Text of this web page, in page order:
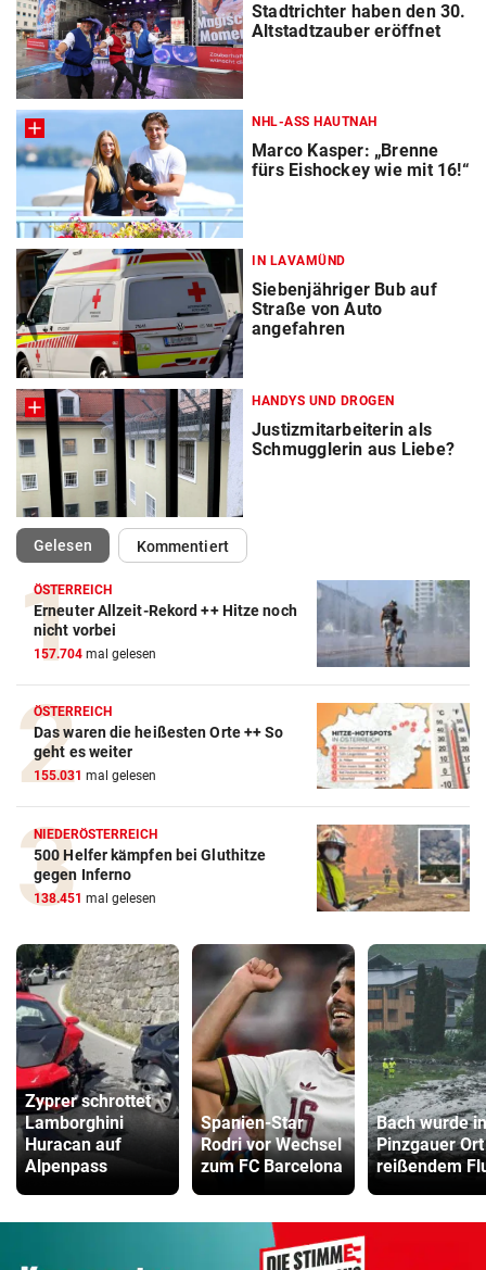
Stadtrichter haben den 30.
Altstadtzauber eröffnet
NHL-ASS HAUTNAH
Marco Kasper: „Brenne
fürs Eishockey wie mit 16!“
IN LAVAMÜND
Siebenjähriger Bub auf
Straße von Auto
angefahren
HANDYS UND DROGEN
Justizmitarbeiterin als
Schmugglerin aus Liebe?
Gelesen(ausgewählt)Kommentiert
ÖSTERREICH
Erneuter Allzeit-Rekord ++ Hitze noch
nicht vorbei
157.704 mal gelesen
ÖSTERREICH
Das waren die heißesten Orte ++ So
geht es weiter
155.031 mal gelesen
NIEDERÖSTERREICH
500 Helfer kämpfen bei Gluthitze
gegen Inferno
138.451 mal gelesen
Zyprer schrottet
Lamborghini
Huracan auf
Alpenpass
Spanien-Star
Rodri vor Wechsel
zum FC Barcelona
Bach wurde in
Pinzgauer
reißendem